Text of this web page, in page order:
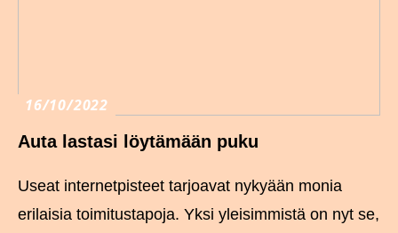
16/10/2022
Auta lastasi löytämään puku
Useat internetpisteet tarjoavat nykyään monia
erilaisia toimitustapoja. Yksi yleisimmistä on nyt se,